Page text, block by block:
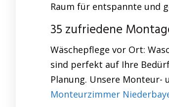
Raum für entspannte und
35 zufriedene
Wäschepflege vor Ort:
sind perfekt auf Ihre
Planung. Unsere
Monteurzimmer